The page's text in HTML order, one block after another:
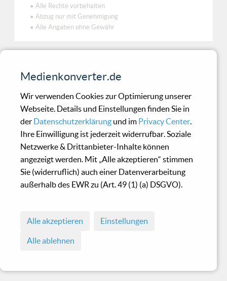
• Alle Rechte vorbehalten
• Abzug nur mit Genehmigung
• Alle Angaben ohne Gewähr
Medienkonverter.de
Wir verwenden Cookies zur Optimierung unserer
Webseite. Details und Einstellungen finden Sie in
der Datenschutzerklärung und im Privacy Center.
Ihre Einwilligung ist jederzeit widerrufbar. Soziale
Netzwerke & Drittanbieter-Inhalte können
angezeigt werden. Mit „Alle akzeptieren“ stimmen
Sie (widerruflich) auch einer Datenverarbeitung
außerhalb des EWR zu (Art. 49 (1) (a) DSGVO).
Alle akzeptieren Einstellungen
Alle ablehnen